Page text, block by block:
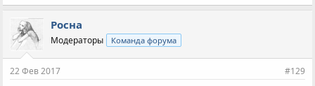
Росна
Модераторы Команда форума
22 Фев 2017 #129